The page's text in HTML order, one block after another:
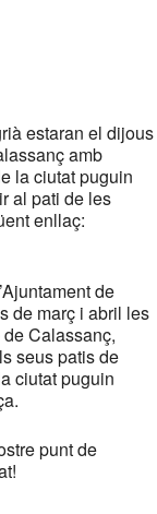
estaran el dijous
amb
la ciutat puguin
al pati de les
enllaç:
de
de març i abril les
Calassanç,
seus patis de
ciutat puguin
punt de